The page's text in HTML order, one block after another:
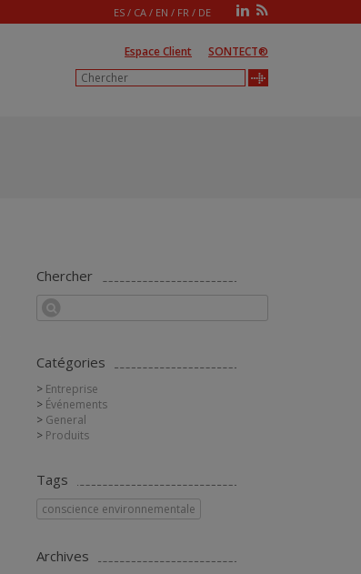
ES / CA / EN / FR / DE
Espace Client SONTECT®
Chercher
Catégories
Entreprise
Événements
General
Produits
Tags
conscience environnementale
Archives